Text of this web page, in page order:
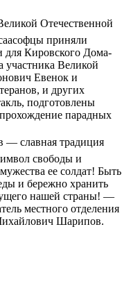
Отечественной
приняли
для Кировского Дома-
участника Великой
Евенок и
и других
подготовлены
парадных
— славная традиция
свободы и
ее солдат! Быть
и бережно хранить
нашей страны! —
местного отделения
Шарипов.